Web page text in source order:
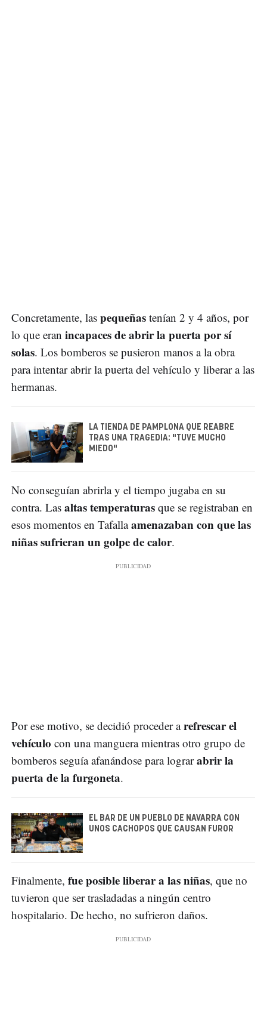
Concretamente, las pequeñas tenían 2 y 4 años, por
lo que eran incapaces de abrir la puerta por sí
solas. Los bomberos se pusieron manos a la obra
para intentar abrir la puerta del vehículo y liberar a las
hermanas.
LA TIENDA DE PAMPLONA QUE REABRE
TRAS UNA TRAGEDIA: "TUVE MUCHO
MIEDO"
No conseguían abrirla y el tiempo jugaba en su
contra. Las altas temperaturas que se registraban en
esos momentos en Tafallaamenazaban con que las
niñas sufrieran un golpe de calor.
Por ese motivo, se decidió proceder arefrescar el
vehículo con una manguera mientras otro grupo de
bomberos seguía afanándose para lograrabrir la
puerta de la furgoneta.
EL BAR DE UN PUEBLO DE NAVARRA CON
UNOS CACHOPOS QUE CAUSAN FUROR
Finalmente, fue posible liberar a las niñas, que no
tuvieron que ser trasladadas a ningún centro
hospitalario. De hecho, no sufrieron daños.